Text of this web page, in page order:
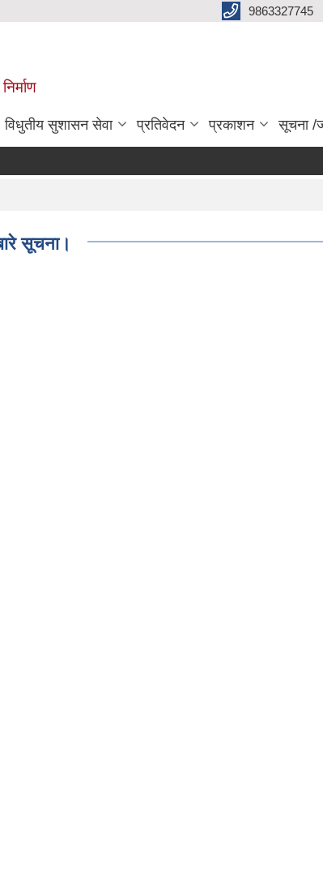
9863327745
विधुतीय सुशासन सेवा प्रतिवेदन प्रकाशन सूचना /
सूचना।